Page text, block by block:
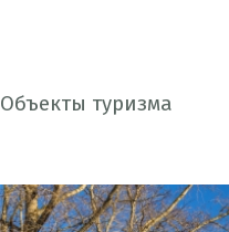
Объекты туризма